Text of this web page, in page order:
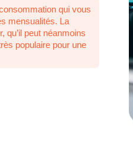
qui vous
mensualités. La
qu’il peut néanmoins
populaire pour une